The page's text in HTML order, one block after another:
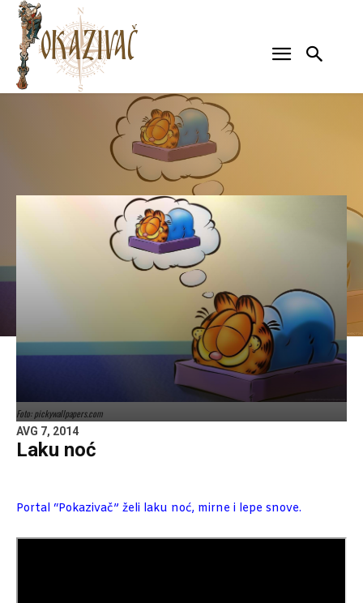
Foto: pickywallpapers.com
AVG 7, 2014
Laku noć
Portal “Pokazivač” želi laku noć, mirne i lepe snove.